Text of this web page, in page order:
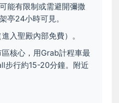
能有限制或需避開彌撒
亭24小時可見。
入聖殿內部免費）。
核心，用Grab計程車最
步行約15-20分鐘。附近